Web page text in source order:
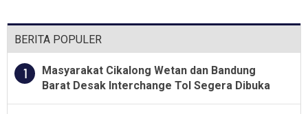
BERITA POPULER
1
Masyarakat Cikalong Wetan dan Bandung
Barat Desak Interchange Tol Segera Dibuka